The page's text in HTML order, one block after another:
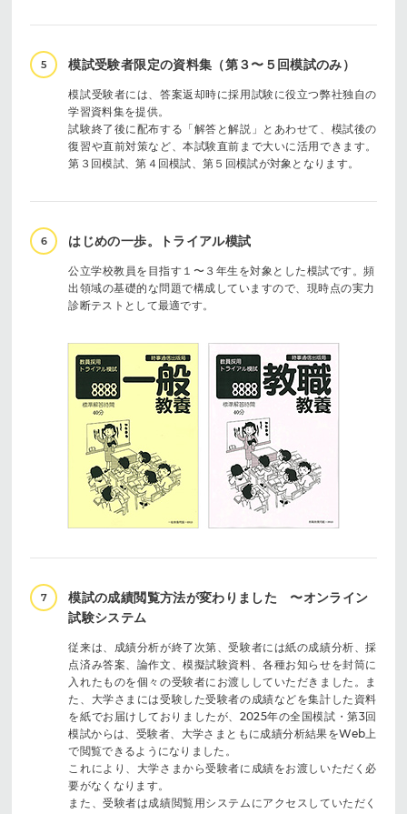
5 模試受験者限定の資料集（第３〜５回模試のみ）
模試受験者には、答案返却時に採用試験に役立つ弊社独自の
学習資料集を提供。
試験終了後に配布する「解答と解説」とあわせて、模試後の
復習や直前対策など、本試験直前まで大いに活用できます。
第３回模試、第４回模試、第５回模試が対象となります。
6 はじめの一歩。トライアル模試
公立学校教員を目指す１〜３年生を対象とした模試です。頻
出領域の基礎的な問題で構成していますので、現時点の実力
診断テストとして最適です。
7
模試の成績閲覧方法が変わりました 〜オンライン
試験システム
従来は、成績分析が終了次第、受験者には紙の成績分析、採
点済み答案、論作文、模擬試験資料、各種お知らせを封筒に
入れたものを個々の受験者にお渡ししていただきました。ま
た、大学さまには受験した受験者の成績などを集計した資料
を紙でお届けしておりましたが、2025年の全国模試・第3回
模試からは、受験者、大学さまともに成績分析結果をWeb上
で閲覧できるようになりました。
これにより、大学さまから受験者に成績をお渡しいただく必
要がなくなります。
また、受験者は成績閲覧用システムにアクセスしていただく